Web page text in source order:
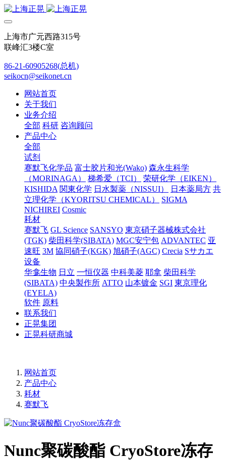
上海市广元西路315号
联峰汇3楼C室
86-21-60905268(总机)
seikocn@seikonet.cn
网站首页
关于我们
业务介绍
全部 科研 咨询顾问
产品中心
全部
试剂
赛默飞化学品 富士胶片和光(Wako) 森永生科学
（MORINAGA）
梯希爱（TCI）
荣研化学（EIKEN）
KISHIDA 関東化学 日水製薬（NISSUI） 日本薬局方 共
立理化学（KYORITSU CHEMICAL）
SIGMA
NICHIREI Cosmic
耗材
赛默飞 GL Science SANSYO 東京硝子器械株式会社
(TGK) 柴田科学(SIBATA) MGC安宁包 ADVANTEC 亚
速旺 3M 協同硝子(KGK) 旭硝子(AGC) Crecia Sサカエ
设备
华龛生物 日立 一恒仪器 中科美菱 耶拿 柴田科学
(SIBATA) 中央製作所 ATTO 山本镀金 SGI 東京理化
(EYELA)
软件 原料
联系我们
正晃集团
正晃科研商城
网站首页
产品中心
耗材
赛默飞
Nunc聚碳酸酯 CryoStore冻存